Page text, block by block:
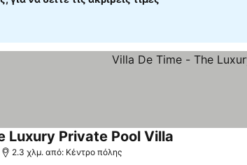
Luxury Private Pool Villa
2.3 χλμ. από: Κέντρο πόλης